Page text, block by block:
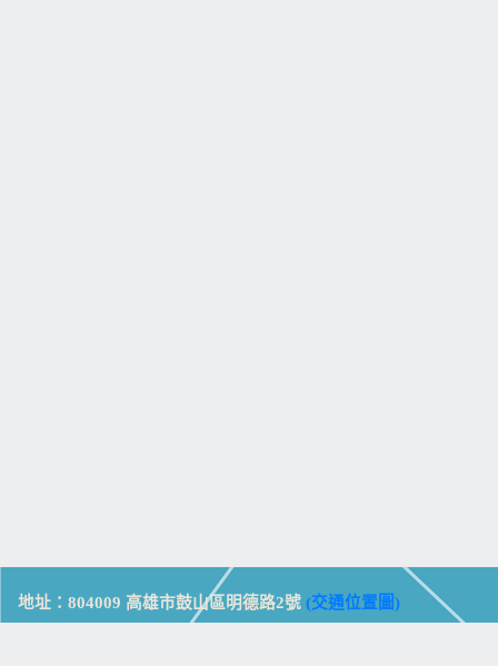
地址：804009 高雄市鼓山區明德路2號 (交通位置圖)